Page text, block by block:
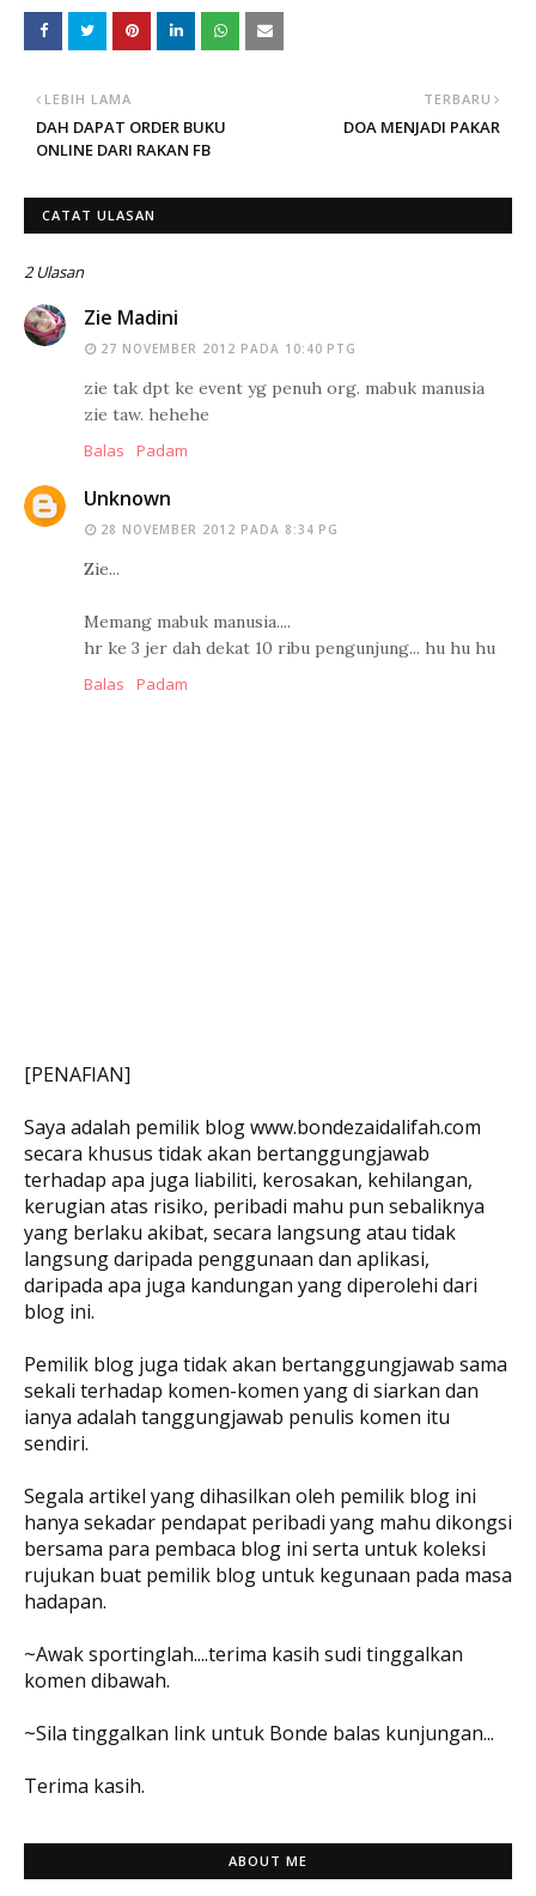
TERBARU
DOA MENJADI PAKAR
LEBIH LAMA
DAH DAPAT ORDER BUKU
ONLINE DARI RAKAN FB
CATAT ULASAN
2 Ulasan
Zie Madini
27 NOVEMBER 2012 PADA 10:40 PTG
zie tak dpt ke event yg penuh org. mabuk manusia
zie taw. hehehe
Balas
Padam
Unknown
28 NOVEMBER 2012 PADA 8:34 PG
Zie...
Memang mabuk manusia....
hr ke 3 jer dah dekat 10 ribu pengunjung... hu hu hu
Balas
Padam
[PENAFIAN]
Saya adalah pemilik blog www.bondezaidalifah.com
secara khusus tidak akan bertanggungjawab
terhadap apa juga liabiliti, kerosakan, kehilangan,
kerugian atas risiko, peribadi mahu pun sebaliknya
yang berlaku akibat, secara langsung atau tidak
langsung daripada penggunaan dan aplikasi,
daripada apa juga kandungan yang diperolehi dari
blog ini.
Pemilik blog juga tidak akan bertanggungjawab sama
sekali terhadap komen-komen yang di siarkan dan
ianya adalah tanggungjawab penulis komen itu
sendiri.
Segala artikel yang dihasilkan oleh pemilik blog ini
hanya sekadar pendapat peribadi yang mahu dikongsi
bersama para pembaca blog ini serta untuk koleksi
rujukan buat pemilik blog untuk kegunaan pada masa
hadapan.
~Awak sportinglah....terima kasih sudi tinggalkan
komen dibawah.
~Sila tinggalkan link untuk Bonde balas kunjungan...
Terima kasih.
ABOUT ME